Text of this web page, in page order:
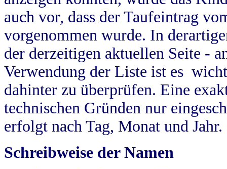
auch vor, dass der Taufeintrag
vorgenommen wurde. In
der derzeitigen aktuellen Seite -
Verwendung der Liste ist es
dahinter zu überprüfen. Eine
technischen Gründen nur
erfolgt nach Tag, Monat und Jahr.
Schreibweise der Namen